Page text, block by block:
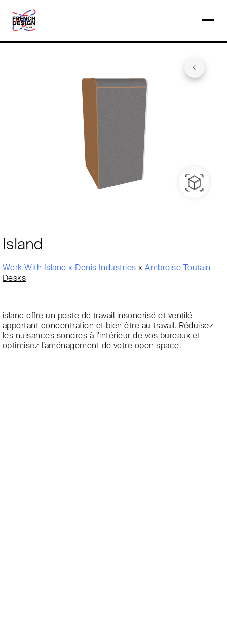
Island
Work With Island x Denis IndustriesxAmbroise Toutain
Desks
îsland offre un poste de travail insonorisé et ventilé
apportant concentration et bien être au travail. Réduisez
les nuisances sonores à l’intérieur de vos bureaux et
optimisez l’aménagement de votre open space.